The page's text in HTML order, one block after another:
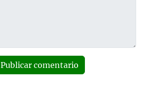
Publicar comentario